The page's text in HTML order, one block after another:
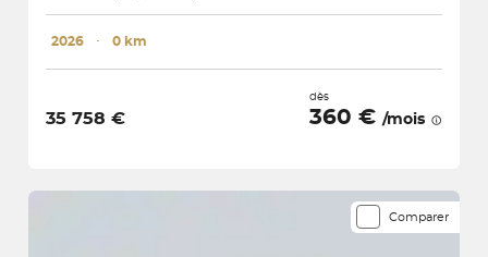
2026 ･ 0 km
35 758 €
dès
360 € /mois
Comparer